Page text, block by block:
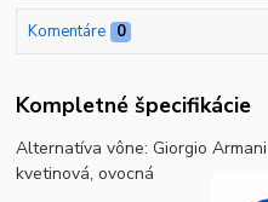
Komentáre 0
Kompletné špecifikácie
Alternatíva vône: Giorgio
kvetinová, ovocná